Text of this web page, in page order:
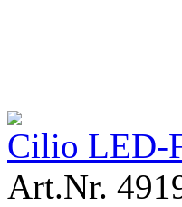
Cilio LED-
Art.Nr.